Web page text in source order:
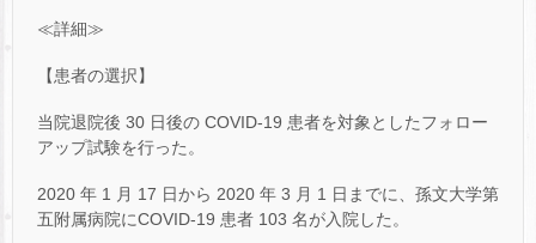
≪詳細≫
【患者の選択】
当院退院後 30 日後の COVID-19 患者を対象としたフォロー
アップ試験を行った。
2020 年 1 月 17 日から 2020 年 3 月 1 日までに、孫文大学第
五附属病院にCOVID-19 患者 103 名が入院した。